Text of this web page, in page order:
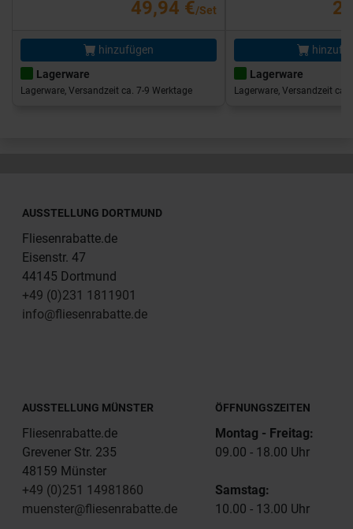
49,94 €/Set
hinzufügen
Lagerware
Lagerware, Versandzeit ca. 7-9 Werktage
Lagerware
Lagerware, Versandzeit ca.
AUSSTELLUNG DORTMUND
Fliesenrabatte.de
Eisenstr. 47
44145 Dortmund
+49 (0)231 1811901
info@fliesenrabatte.de
AUSSTELLUNG MÜNSTER
Fliesenrabatte.de
Grevener Str. 235
48159 Münster
+49 (0)251 14981860
muenster@fliesenrabatte.de
ÖFFNUNGSZEITEN
Montag - Freitag:
09.00 - 18.00 Uhr
Samstag:
10.00 - 13.00 Uhr